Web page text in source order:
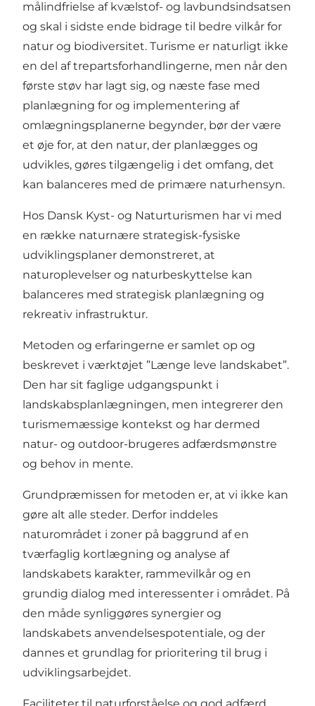
målindfrielse af kvælstof- og lavbundsindsatsen
og skal i sidste ende bidrage til bedre vilkår for
natur og biodiversitet. Turisme er naturligt ikke
en del af trepartsforhandlingerne, men når den
første støv har lagt sig, og næste fase med
planlægning for og implementering af
omlægningsplanerne begynder, bør der være
et øje for, at den natur, der planlægges og
udvikles, gøres tilgængelig i det omfang, det
kan balanceres med de primære naturhensyn.
Hos Dansk Kyst- og Naturturismen har vi med
en række naturnære strategisk-fysiske
udviklingsplaner demonstreret, at
naturoplevelser og naturbeskyttelse kan
balanceres med strategisk planlægning og
rekreativ infrastruktur.
Metoden og erfaringerne er samlet op og
beskrevet i værktøjet ”Længe leve landskabet”.
Den har sit faglige udgangspunkt i
landskabsplanlægningen, men integrerer den
turismemæssige kontekst og har dermed
natur- og outdoor-brugeres adfærdsmønstre
og behov in mente.
Grundpræmissen for metoden er, at vi ikke kan
gøre alt alle steder. Derfor inddeles
naturområdet i zoner på baggrund af en
tværfaglig kortlægning og analyse af
landskabets karakter, rammevilkår og en
grundig dialog med interessenter i området. På
den måde synliggøres synergier og
landskabets anvendelsespotentiale, og der
dannes et grundlag for prioritering til brug i
udviklingsarbejdet.
Faciliteter til naturforståelse og god adfærd